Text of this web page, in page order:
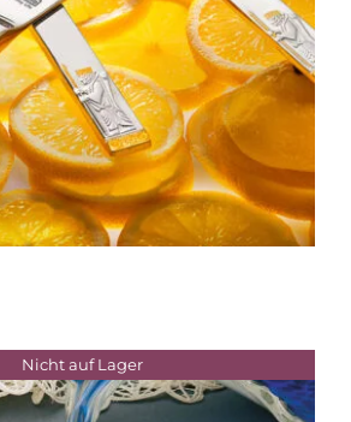
Nicht auf Lager